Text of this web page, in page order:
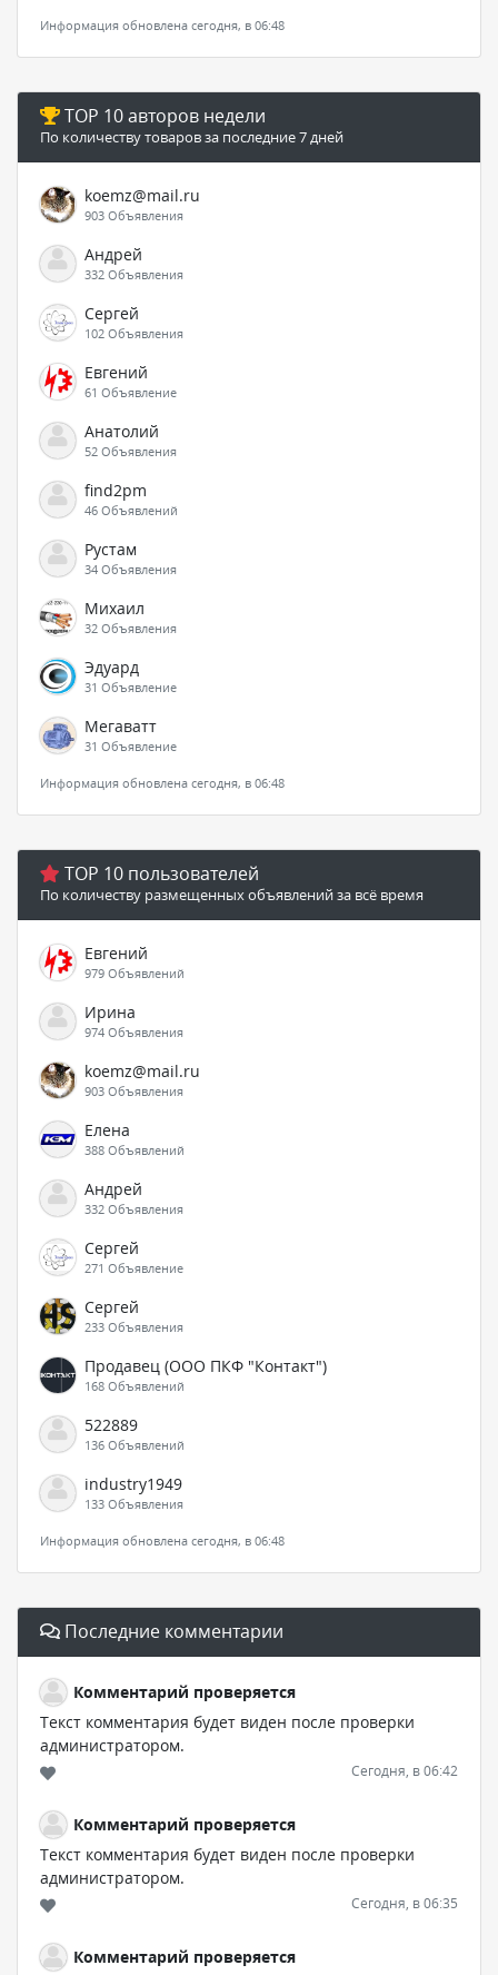
Информация обновлена сегодня, в 06:48
TOP 10 авторов недели
По количеству товаров за последние 7 дней
koemz@mail.ru
903 Объявления
Андрей
332 Объявления
Сергей
102 Объявления
Евгений
61 Объявление
Анатолий
52 Объявления
find2pm
46 Объявлений
Рустам
34 Объявления
Михаил
32 Объявления
Эдуард
31 Объявление
Мегаватт
31 Объявление
Информация обновлена сегодня, в 06:48
TOP 10 пользователей
По количеству размещенных объявлений за всё время
Евгений
979 Объявлений
Ирина
974 Объявления
koemz@mail.ru
903 Объявления
Елена
388 Объявлений
Андрей
332 Объявления
Сергей
271 Объявление
Сергей
233 Объявления
Продавец (ООО ПКФ "Контакт")
168 Объявлений
522889
136 Объявлений
industry1949
133 Объявления
Информация обновлена сегодня, в 06:48
Последние комментарии
Комментарий проверяется
Текст комментария будет виден после проверки
администратором.
Сегодня, в 06:42
Комментарий проверяется
Текст комментария будет виден после проверки
администратором.
Сегодня, в 06:35
Комментарий проверяется